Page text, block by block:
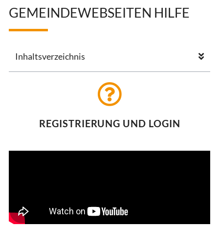
GEMEINDEWEBSEITEN HILFE
Inhaltsverzeichnis
REGISTRIERUNG UND LOGIN